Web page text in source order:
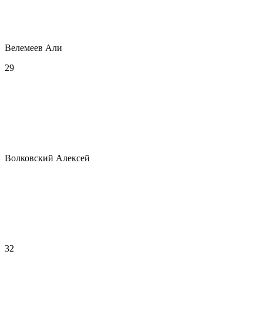
Велемеев Али
29
Волковский Алексей
32